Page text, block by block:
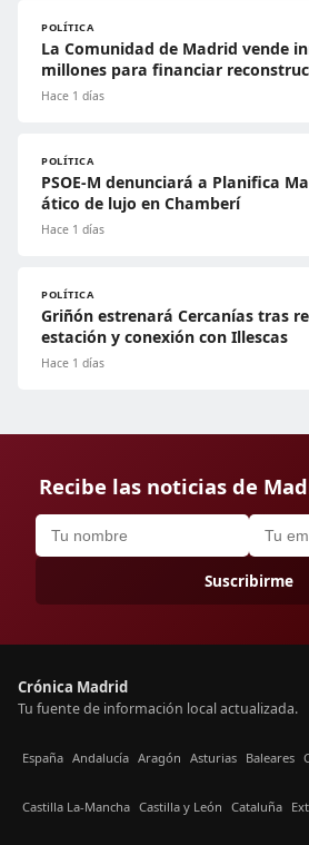
POLÍTICA
La Comunidad de Madrid vende
millones para financiar
Hace 1 días
POLÍTICA
PSOE-M denunciará a Planifica
ático de lujo en Chamberí
Hace 1 días
POLÍTICA
Griñón estrenará Cercanías tras
estación y conexión con Illescas
Hace 1 días
Recibe las noticias de
Suscribirme
Crónica Madrid
Tu fuente de información local actualizada.
España Andalucía Aragón Asturias Baleares
Castilla La-Mancha Castilla y León Cataluña